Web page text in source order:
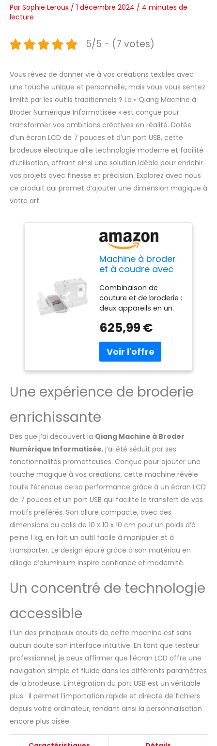
Par Sophie Leroux / 1 décembre 2024 / 4 minutes de
lecture
5/5 - (7 votes)
Vous rêvez de donner vie à vos créations textiles avec
une touche unique et personnelle, mais vous vous sentez
limité par les outils traditionnels ? La « Qiang Machine à
Broder Numérique Informatisée » est conçue pour
transformer vos ambitions créatives en réalité. Dotée
d’un écran LCD de 7 pouces et d’un port USB, cette
brodeuse électrique allie technologie moderne et facilité
d’utilisation, offrant ainsi une solution idéale pour enrichir
vos projets avec finesse et précision. Explorez avec nous
ce produit qui promet d’ajouter une dimension magique à
votre art.
Machine à broder
et à coudre avec
de 7", 96 motifs de
broderie et 162
motifs de couture,
USB pour motifs
personnalisés,
détection de
rupture de fil,
contrôle du pied,
coupe
Combinaison de
couture et de broderie :
deux appareils en un.
une machine à coudre
broder séparée.
Économisez de
l'espace et des coûts
votre atelier. Haute
précision au travail : le
assure des points
de rupture de fil avertit
tôt pour éviter les
travaux défectueux.
Nombreux motifs et
de nombreux motifs
pré-installés. Vous
pouvez charger vos
propres motifs de
broderie via USB, idéal
pour les projets créatifs
et les vêtements
personnalisés.
tout le monde : écran
tactile clair de 7". Des
rapide et la coupe
automatique du fil
facilitent le travail.
Construction durable
et sûre : les ouvertures
de dissipation de la
chaleur empêchent la
surchauffe. La
construction robuste
durable lors des
625,99 €
Une expérience de broderie
enrichissante
Dès que j’ai découvert la Qiang Machine à Broder
Numérique Informatisée, j’ai été séduit par ses
fonctionnalités prometteuses. Conçue pour ajouter une
touche magique à vos créations, cette machine révèle
toute l’étendue de sa performance grâce à un écran LCD
de 7 pouces et un port USB qui facilite le transfert de vos
motifs préférés. Son allure compacte, avec des
dimensions du colis de 10 x 10 x 10 cm pour un poids d’à
peine 1 kg, en fait un outil facile à manipuler et à
transporter. Le design épuré grâce à son matériau en
alliage d’aluminium inspire confiance et modernité.
Un concentré de technologie
accessible
L’un des principaux atouts de cette machine est sans
aucun doute son interface intuitive. En tant que testeur
professionnel, je peux affirmer que l’écran LCD offre une
navigation simple et fluide dans les différents paramètres
de la brodeuse. L’intégration du port USB est un véritable
plus : il permet l’importation rapide et directe de fichiers
depuis votre ordinateur, rendant ainsi la personnalisation
encore plus aisée.